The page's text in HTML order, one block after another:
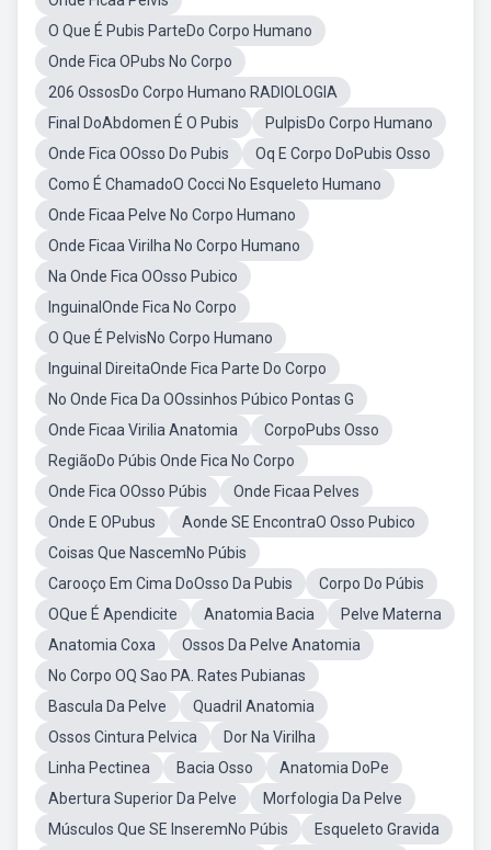
O Que É Pubis ParteDo Corpo Humano
Onde Fica OPubs No Corpo
206 OssosDo Corpo Humano RADIOLOGIA
Final DoAbdomen É O Pubis
PulpisDo Corpo Humano
Onde Fica OOsso Do Pubis
Oq E Corpo DoPubis Osso
Como É ChamadoO Cocci No Esqueleto Humano
Onde Ficaa Pelve No Corpo Humano
Onde Ficaa Virilha No Corpo Humano
Na Onde Fica OOsso Pubico
InguinalOnde Fica No Corpo
O Que É PelvisNo Corpo Humano
Inguinal DireitaOnde Fica Parte Do Corpo
No Onde Fica Da OOssinhos Púbico Pontas G
Onde Ficaa Virilia Anatomia
CorpoPubs Osso
RegiãoDo Púbis Onde Fica No Corpo
Onde Fica OOsso Púbis
Onde Ficaa Pelves
Onde E OPubus
Aonde SE EncontraO Osso Pubico
Coisas Que NascemNo Púbis
Carooço Em Cima DoOsso Da Pubis
Corpo Do Púbis
OQue É Apendicite
Anatomia Bacia
Pelve Materna
Anatomia Coxa
Ossos Da Pelve Anatomia
No Corpo OQ Sao PA. Rates Pubianas
Bascula Da Pelve
Quadril Anatomia
Ossos Cintura Pelvica
Dor Na Virilha
Linha Pectinea
Bacia Osso
Anatomia DoPe
Abertura Superior Da Pelve
Morfologia Da Pelve
Músculos Que SE InseremNo Púbis
Esqueleto Gravida